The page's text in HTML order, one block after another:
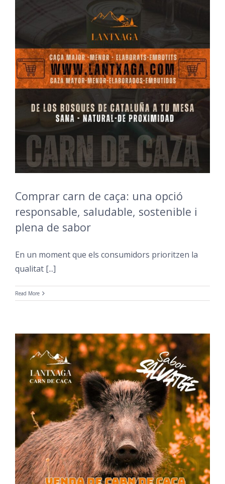
Comprar carn de caça: una opció
responsable, saludable, sostenible i
plena de sabor
En un moment que els consumidors prioritzen la
qualitat [...]
Read More